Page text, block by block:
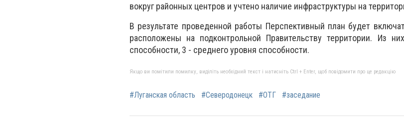
вокруг районных центров и учтено наличие инфраструктуры на
В результате проведенной работы Перспективный план будет
расположены на подконтрольной Правительству территории. Из
способности, 3 - среднего уровня способности.
Якщо ви помітили помилку, виділіть необхідний текст і натисніть Ctrl + Enter, щоб повідомити про це редакцію
#Луганская область #Северодонецк #ОТГ #заседание